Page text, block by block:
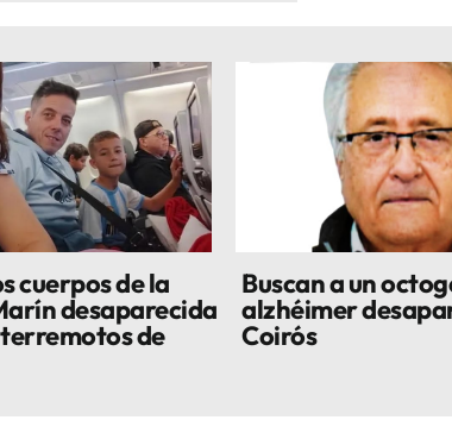
cuerpos de la
desaparecida
de
Buscan a un
alzhéimer
Coirós